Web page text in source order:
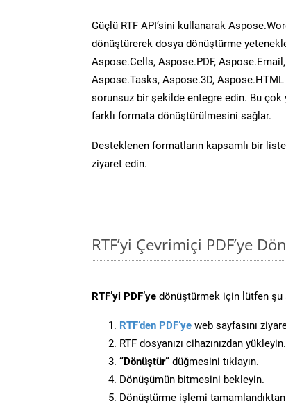
Güçlü RTF API’sini kullanarak
dönüştürerek dosya dönüştürme
Aspose.Cells, Aspose.PDF,
Aspose.Tasks, Aspose.3D,
sorunsuz bir şekilde entegre edin. Bu çok
farklı formata dönüştürülmesini sağlar.
Desteklenen formatların kapsamlı bir
ziyaret edin.
RTF’yi Çevrimiçi PDF’ye
RTF’yi PDF’ye dönüştürmek için lütfen şu
RTF’den PDF’ye web sayfasını
RTF dosyanızı cihazınızdan yükleyin.
“Dönüştür” düğmesini tıklayın.
Dönüşümün bitmesini bekleyin.
Dönüştürme işlemi tamamlandıktan